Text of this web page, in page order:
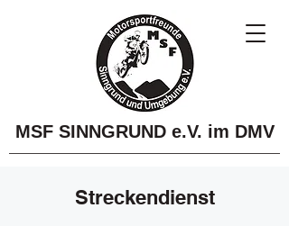
MSF SINNGRUND e.V. im DMV
Streckendienst